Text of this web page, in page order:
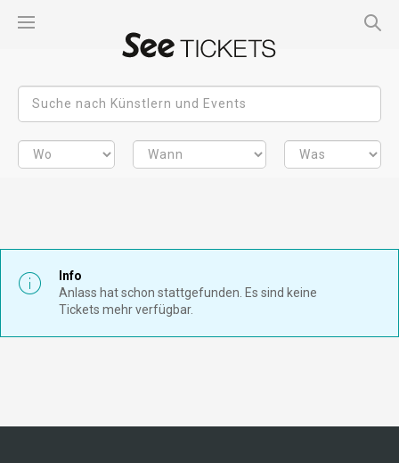
Info
Anlass hat schon stattgefunden. Es sind keine
Tickets mehr verfügbar.